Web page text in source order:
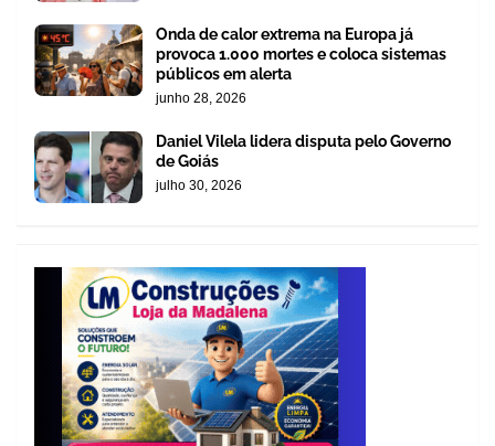
Onda de calor extrema na Europa já
provoca 1.000 mortes e coloca sistemas
públicos em alerta
junho 28, 2026
Daniel Vilela lidera disputa pelo Governo
de Goiás
julho 30, 2026